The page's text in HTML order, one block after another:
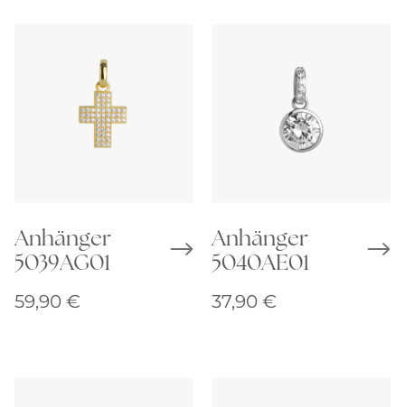
Anhänger
5039AG01
59,90 €
Anhänger
5040AE01
37,90 €